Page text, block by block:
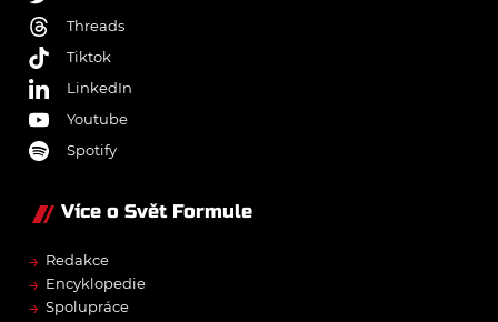
Threads
Tiktok
LinkedIn
Youtube
Spotify
Více o Svět Formule
→ Redakce
→ Encyklopedie
→ Spolupráce